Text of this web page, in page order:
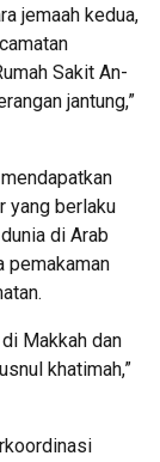
jemaah kedua,
Sakit An-
jantung,”
yang berlaku
di Arab
pemakaman
Makkah dan
khatimah,”